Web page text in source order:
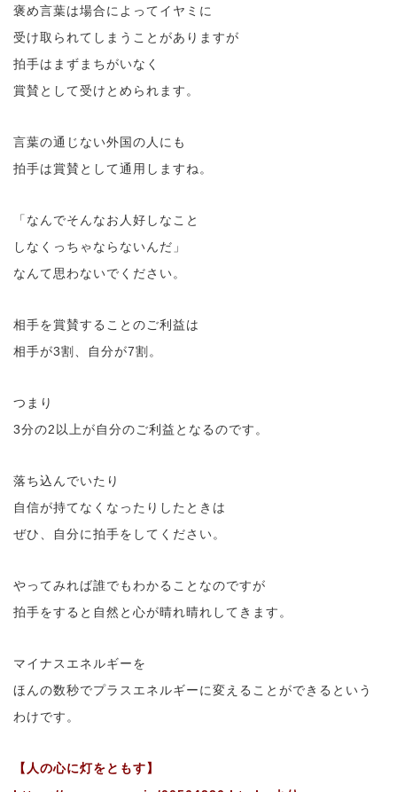
褒め言葉は場合によってイヤミに
受け取られてしまうことがありますが
拍手はまずまちがいなく
賞賛として受けとめられます。
言葉の通じない外国の人にも
拍手は賞賛として通用しますね。
「なんでそんなお人好しなこと
しなくっちゃならないんだ」
なんて思わないでください。
相手を賞賛することのご利益は
相手が3割、自分が7割。
つまり
3分の2以上が自分のご利益となるのです。
落ち込んでいたり
自信が持てなくなったりしたときは
ぜひ、自分に拍手をしてください。
やってみれば誰でもわかることなのですが
拍手をすると自然と心が晴れ晴れしてきます。
マイナスエネルギーを
ほんの数秒でプラスエネルギーに変えることができるという
わけです。
【人の心に灯をともす】